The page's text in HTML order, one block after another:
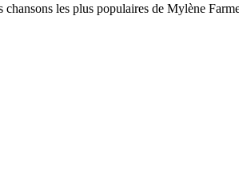
les plus populaires de Mylène